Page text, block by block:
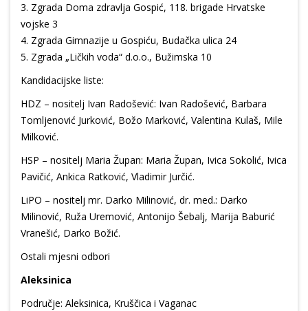
3.⁠ ⁠Zgrada Doma zdravlja Gospić, 118. brigade Hrvatske
vojske 3
4.⁠ ⁠Zgrada Gimnazije u Gospiću, Budačka ulica 24
5.⁠ ⁠Zgrada „Ličkih voda“ d.o.o., Bužimska 10
Kandidacijske liste:
HDZ – nositelj Ivan Radošević: Ivan Radošević, Barbara
Tomljenović Jurković, Božo Marković, Valentina Kulaš, Mile
Milković.
HSP – nositelj Maria Župan: Maria Župan, Ivica Sokolić, Ivica
Pavičić, Ankica Ratković, Vladimir Jurčić.
LiPO – nositelj mr. Darko Milinović, dr. med.: Darko
Milinović, Ruža Uremović, Antonijo Šebalj, Marija Baburić
Vranešić, Darko Božić.
Ostali mjesni odbori
Aleksinica
Područje: Aleksinica, Kruščica i Vaganac